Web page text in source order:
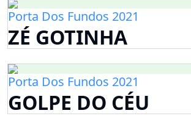
Porta Dos Fundos 2021
ZÉ GOTINHA
Porta Dos Fundos 2021
GOLPE DO CÉU